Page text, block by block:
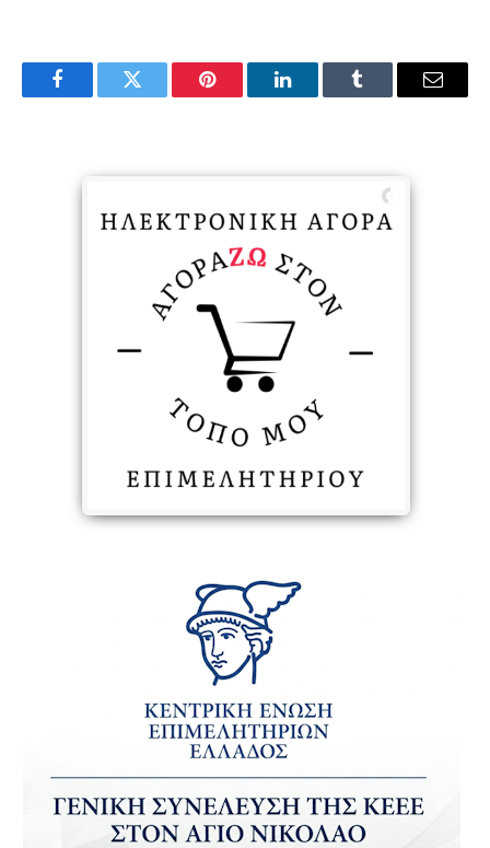
FacebookTwitter Pinterest LinkedInTumblr Email